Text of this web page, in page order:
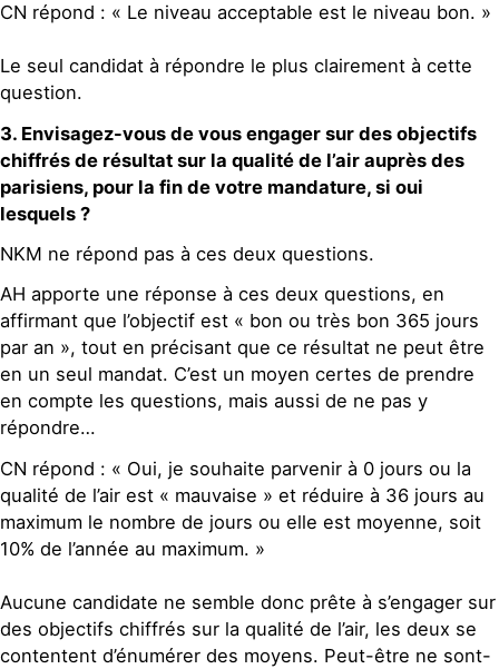
CN répond : « Le niveau acceptable est le niveau bon. »
Le seul candidat à répondre le plus clairement à cette
question.
3. Envisagez-vous de vous engager sur des objectifs
chiffrés de résultat sur la qualité de l’air auprès des
parisiens, pour la fin de votre mandature, si oui
lesquels ?
NKM ne répond pas à ces deux questions.
AH apporte une réponse à ces deux questions, en
affirmant que l’objectif est « bon ou très bon 365 jours
par an », tout en précisant que ce résultat ne peut être
en un seul mandat. C’est un moyen certes de prendre
en compte les questions, mais aussi de ne pas y
répondre…
CN répond : « Oui, je souhaite parvenir à 0 jours ou la
qualité de l’air est « mauvaise » et réduire à 36 jours au
maximum le nombre de jours ou elle est moyenne, soit
10% de l’année au maximum. »
Aucune candidate ne semble donc prête à s’engager sur
des objectifs chiffrés sur la qualité de l’air, les deux se
contentent d’énumérer des moyens. Peut-être ne sont-